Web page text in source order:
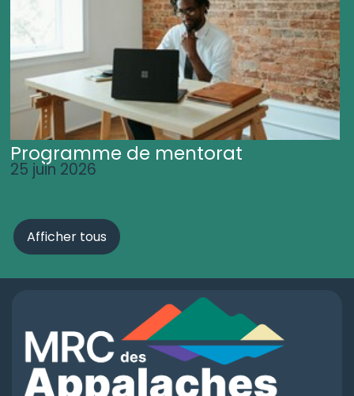
Programme de mentorat
25 juin 2026
Afficher tous